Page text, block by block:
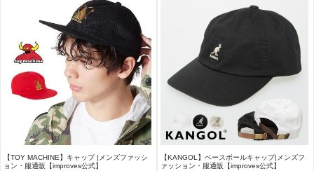
【TOY MACHINE】キャップ |メンズファッシ
ョン・服通販【improves公式】
【KANGOL】ベースボールキャップ|メンズフ
ァッション・服通販【improves公式】